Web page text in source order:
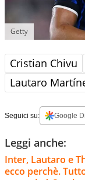
Getty
Cristian Chivu
Lautaro
Seguici su: Google
Leggi anche:
Inter, Lautaro e
ecco perchè.